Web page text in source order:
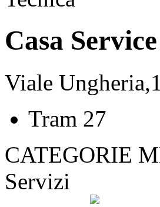
Casa
Viale
Tram 27
CATEGORIE
Servizi